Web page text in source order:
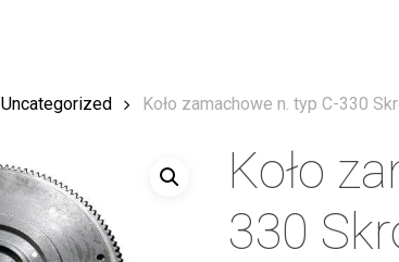
Uncategorized Koło zamachowe n. typ C-330
Koło
330